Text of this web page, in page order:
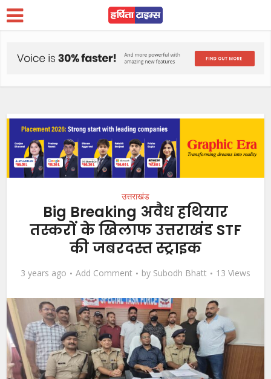
उत्तराखंड
Big Breaking अवैध हथियार
तस्करों के खिलाफ उत्तराखंड STF
की जबरदस्त स्ट्राइक
3 years ago Add Comment by Subodh Bhatt 13 Views